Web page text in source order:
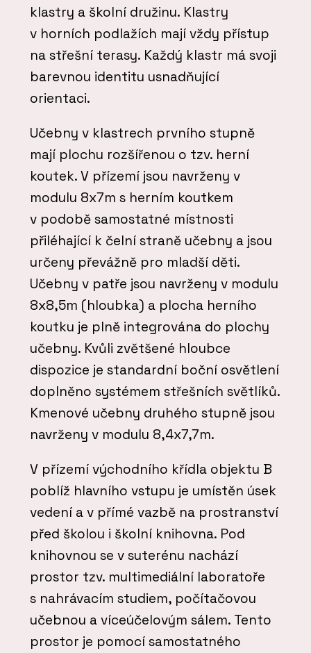
klastry a školní družinu. Klastry
v horních podlažích mají vždy přístup
na střešní terasy. Každý klastr má svoji
barevnou identitu usnadňující
orientaci.
Učebny v klastrech prvního stupně
mají plochu rozšířenou o tzv. herní
koutek. V přízemí jsou navrženy v
modulu 8x7m s herním koutkem
v podobě samostatné místnosti
přiléhající k čelní straně učebny a jsou
určeny převážně pro mladší děti.
Učebny v patře jsou navrženy v modulu
8x8,5m (hloubka) a plocha herního
koutku je plně integrována do plochy
učebny. Kvůli zvětšené hloubce
dispozice je standardní boční osvětlení
doplněno systémem střešních světlíků.
Kmenové učebny druhého stupně jsou
navrženy v modulu 8,4x7,7m.
V přízemí východního křídla objektu B
poblíž hlavního vstupu je umístěn úsek
vedení a v přímé vazbě na prostranství
před školou i školní knihovna. Pod
knihovnou se v suterénu nachází
prostor tzv. multimediální laboratoře
s nahrávacím studiem, počítačovou
učebnou a víceúčelovým sálem. Tento
prostor je pomocí samostatného